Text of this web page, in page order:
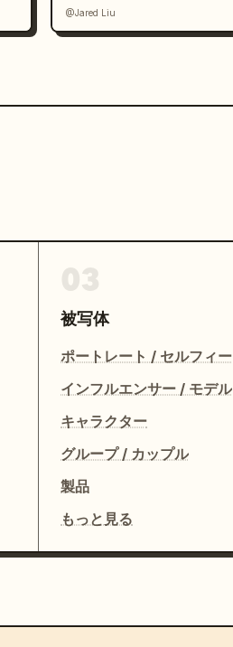
@Jared Liu
被写体
ポートレート / セルフィー
インフルエンサー / モデル
キャラクター
グループ / カップル
製品
もっと見る